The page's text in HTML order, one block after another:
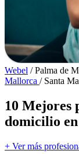
Webel / Palma de
Mallorca / Santa
10 Mejores
domicilio
+ Ver más